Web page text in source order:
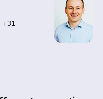
lourds tels que des
grandes roulettes
efficacement et en
le bon déroulement de
roues
+31